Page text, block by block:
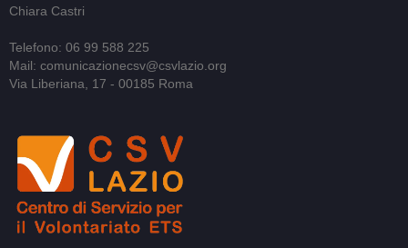
Chiara Castri
Telefono: 06 99 588 225
Mail: comunicazionecsv@csvlazio.org
Via Liberiana, 17 - 00185 Roma